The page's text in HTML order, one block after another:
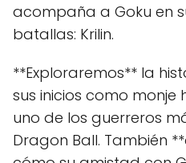
acompaña a Goku en
batallas: Krilin.
**Exploraremos** la
sus inicios como monje
uno de los guerreros
Dragon Ball. También